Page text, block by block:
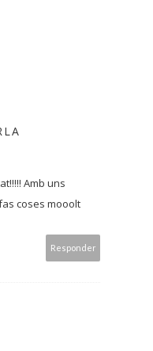
Amb uns
coses mooolt
Responder